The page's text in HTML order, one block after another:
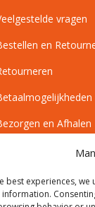
best experiences,
information.
vragen
en
en Afhalen
Montagevoorwaarden